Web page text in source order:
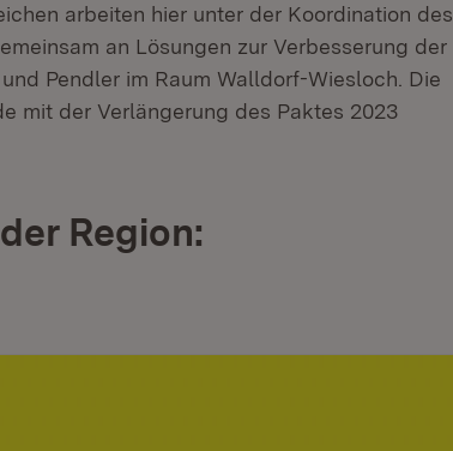
arbeiten hier unter der Koordination des
an Lösungen zur Verbesserung der
Pendler im Raum Walldorf-Wiesloch. Die
mit der Verlängerung des Paktes 2023
Region: